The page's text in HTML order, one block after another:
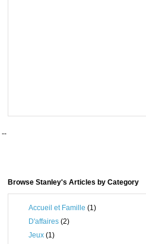
--
Browse Stanley's Articles by Category
Accueil et Famille (1)
D'affaires(2)
Jeux(1)